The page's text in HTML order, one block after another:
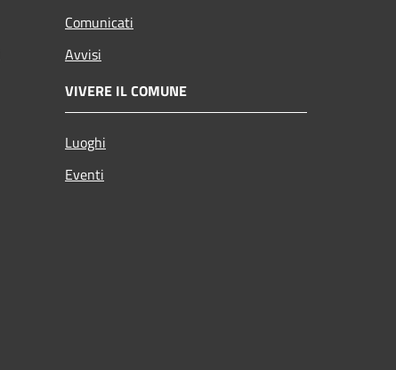
Comunicati
Avvisi
VIVERE IL COMUNE
Luoghi
Eventi